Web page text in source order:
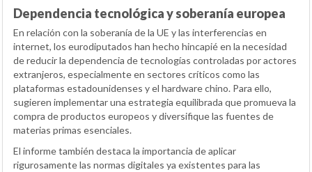
Dependencia tecnológica y soberanía europea
En relación con la soberanía de la UE y las interferencias en
internet, los eurodiputados han hecho hincapié en la necesidad
de reducir la dependencia de tecnologías controladas por actores
extranjeros, especialmente en sectores críticos como las
plataformas estadounidenses y el hardware chino. Para ello,
sugieren implementar una estrategia equilibrada que promueva la
compra de productos europeos y diversifique las fuentes de
materias primas esenciales.
El informe también destaca la importancia de aplicar
rigurosamente las normas digitales ya existentes para las